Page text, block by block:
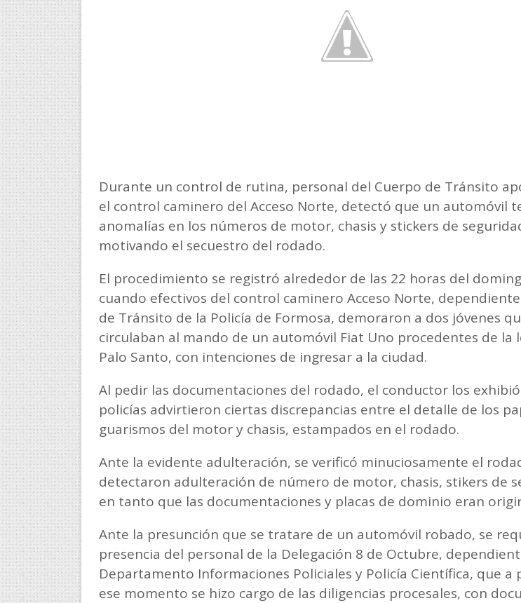
Durante un control de rutina, personal del Cuerpo de Tránsito
el control caminero del Acceso Norte, detectó que un automóvil
anomalías en los números de motor, chasis y stickers de
motivando el secuestro del rodado.
El procedimiento se registró alrededor de las 22 horas del
cuando efectivos del control caminero Acceso Norte,
de Tránsito de la Policía de Formosa, demoraron a dos jóvenes
circulaban al mando de un automóvil Fiat Uno procedentes de la
Palo Santo, con intenciones de ingresar a la ciudad.
Al pedir las documentaciones del rodado, el conductor los
policías advirtieron ciertas discrepancias entre el detalle de los
guarismos del motor y chasis, estampados en el rodado.
Ante la evidente adulteración, se verificó minuciosamente el
detectaron adulteración de número de motor, chasis, stikers de
en tanto que las documentaciones y placas de dominio eran
Ante la presunción que se tratare de un automóvil robado, se
presencia del personal de la Delegación 8 de Octubre,
Departamento Informaciones Policiales y Policía Científica, que a
ese momento se hizo cargo de las diligencias procesales, con